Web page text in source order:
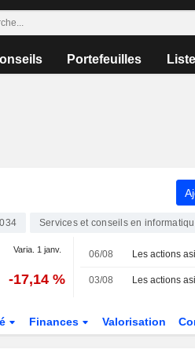
Portefeuilles
Services et conseils en
Varia. 1 janv.
-17,14 %
06/08
03/08
Finances Valorisation